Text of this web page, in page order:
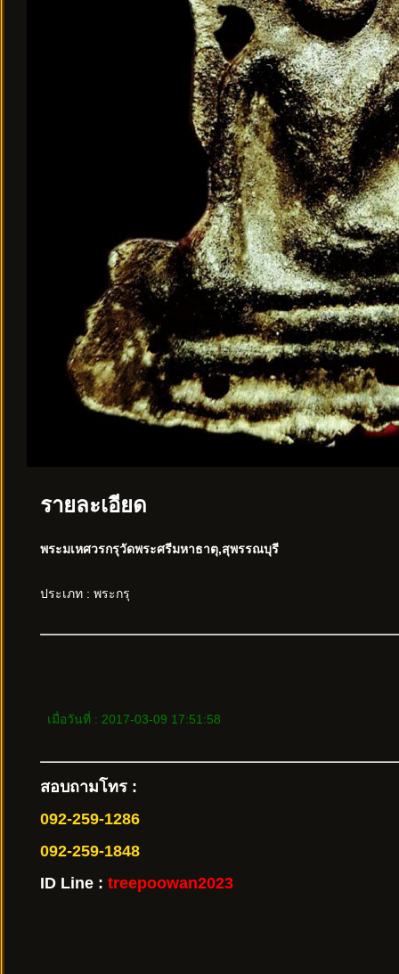
รายละเอียด
พระมเหศวรกรุวัดพระศรีมหาธาตุ,สุพรรณบุรี
ประเภท : พระกรุ
เมื่อวันที่ : 2017-03-09 17:51:58
สอบถามโทร :
092-259-1286
092-259-1848
ID Line : treepoowan2023